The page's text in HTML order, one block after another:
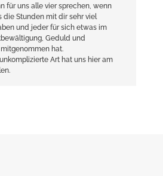
für uns alle vier sprechen, wenn
die Stunden mit dir sehr viel
und jeder für sich etwas im
Geduld und
hat.
Art hat uns hier am